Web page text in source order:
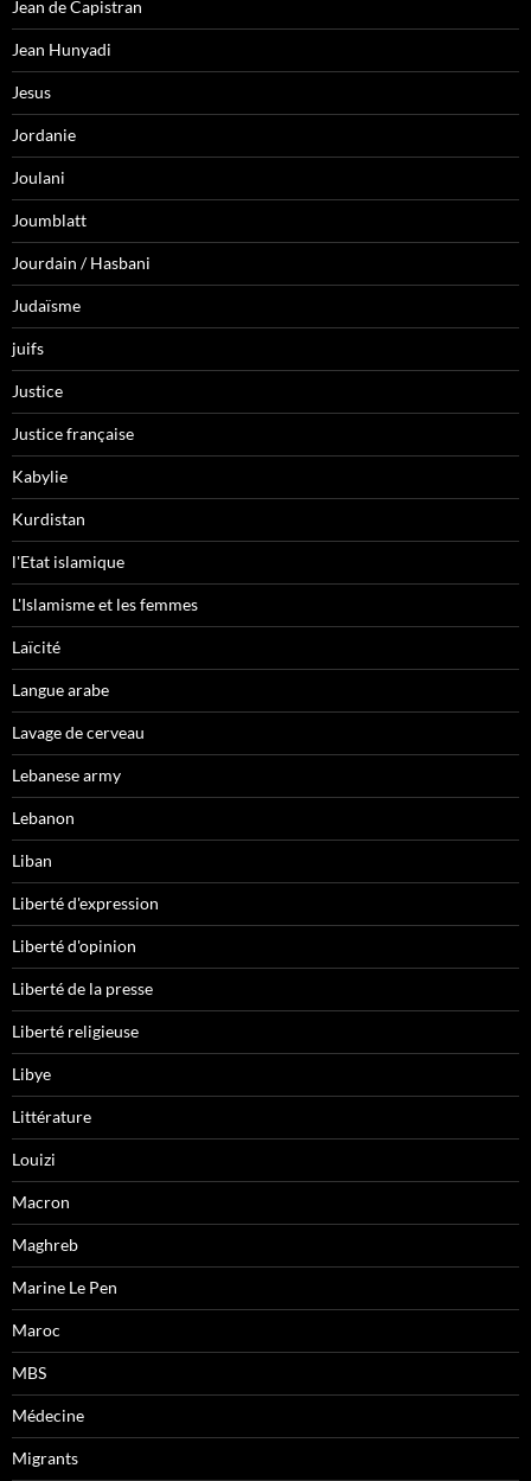
Jean de Capistran
Jean Hunyadi
Jesus
Jordanie
Joulani
Joumblatt
Jourdain / Hasbani
Judaïsme
juifs
Justice
Justice française
Kabylie
Kurdistan
l'Etat islamique
L'Islamisme et les femmes
Laïcité
Langue arabe
Lavage de cerveau
Lebanese army
Lebanon
Liban
Liberté d'expression
Liberté d'opinion
Liberté de la presse
Liberté religieuse
Libye
Littérature
Louizi
Macron
Maghreb
Marine Le Pen
Maroc
MBS
Médecine
Migrants